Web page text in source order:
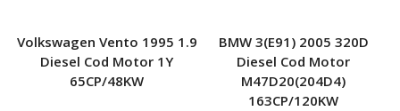
Volkswagen Vento 1995 1.9
Diesel Cod Motor 1Y
65CP/48KW
BMW 3(E91) 2005 320D
Diesel Cod Motor
M47D20(204D4)
163CP/120KW